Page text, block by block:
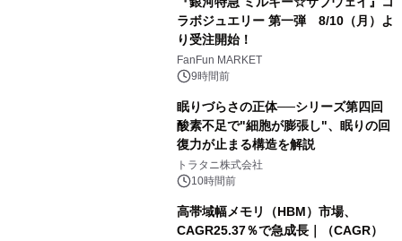
ラボジュエリー 第一弾 8/10（月）よ
り受注開始！
FanFun MARKET
9時間前
眠りづらさの正体──シリーズ第四回
酸素不足で"細胞が膨張し"、眠りの回
復力が止まる構造を解説
トラタニ株式会社
10時間前
高帯域幅メモリ（HBM）市場、
CAGR25.37％で急成長｜（CAGR）